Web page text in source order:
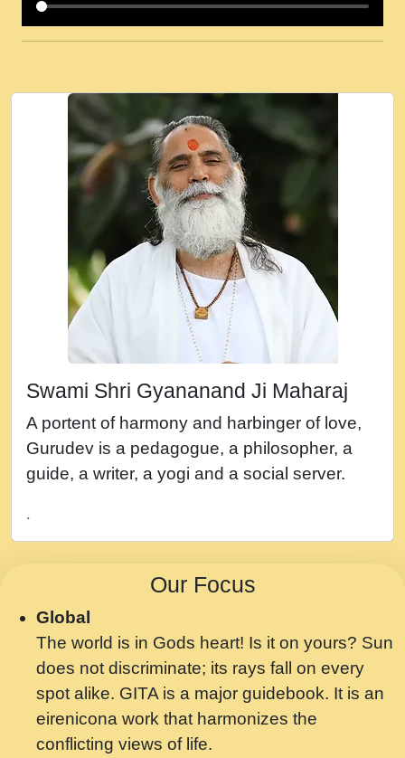
कई पकड क मर हथ र मह वदवन पहच दय! मह जन
Ki - Krishna Bhajan - New Bhajan 2020
#Ishwar Bhakti.mp3
जब से गीता ज्ञान पाया मैं बड़ी मस्ती में हूँ । 2018 -
Rishikesh - Ratan Ji Rasik.mp3
तन हल दल द सनव मड उतत सर रख क, नल रव त
गल लग जव त सर उतत हथ रख द!.mp3
तू कर प्रीतम से प्रीत, यूहीं दिन बीतते जाते हैं ।
2018 - Rishikesh - Swami Gyananand Ji
Maharaj.mp3
न म गवद गपल गद फर, पयर महन न रझद फर! shri
नह भरस रह लडडल... अपन खट करम क !!!! मह दद
सहर चरण क .....mp3
बगड नसब कसन सवर तर बगर Shri ravinandan
shastri ji maharaj.mp3
Chahe Ram Ho Chahe Shyam Ho.mp3
मझ अपन जवन बनन न आय, रठ हर क मनन न आय
Shri ravinandan shastri ji maharaj.mp3
मन अशांत मंत्र जाप - गीता प्रेरणा -Swami
Gyananand Ji Maharaj.mp3
मन बध लय परम वल कगन Special Shyam
Swami Shri Gyananand Ji Maharaj
A portent of harmony and harbinger of love,
Gurudev is a pedagogue, a philosopher, a
guide, a writer, a yogi and a social server.
.
Our Focus
Global
The world is in Gods heart! Is it on yours? Sun
does not discriminate; its rays fall on every
spot alike. GITA is a major guidebook. It is an
eirenicona work that harmonizes the
conflicting views of life.